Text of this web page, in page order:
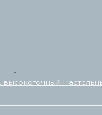
высокоточный